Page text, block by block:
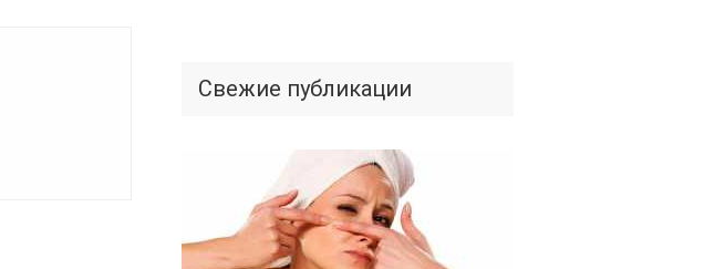
Свежие публикации